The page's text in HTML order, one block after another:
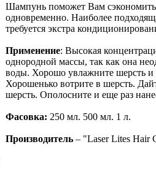
Шампунь поможет Вам
одновременно. Наиболее
требуется экстра
Применение: Высокая
однородной массы, так как она
воды. Хорошо увлажните шерсть и
Хорошенько вотрите в шерсть.
шерсть. Ополосните и еще раз
Фасовка: 250 мл. 500 мл. 1 л.
Производитель – "Laser Lites Hair